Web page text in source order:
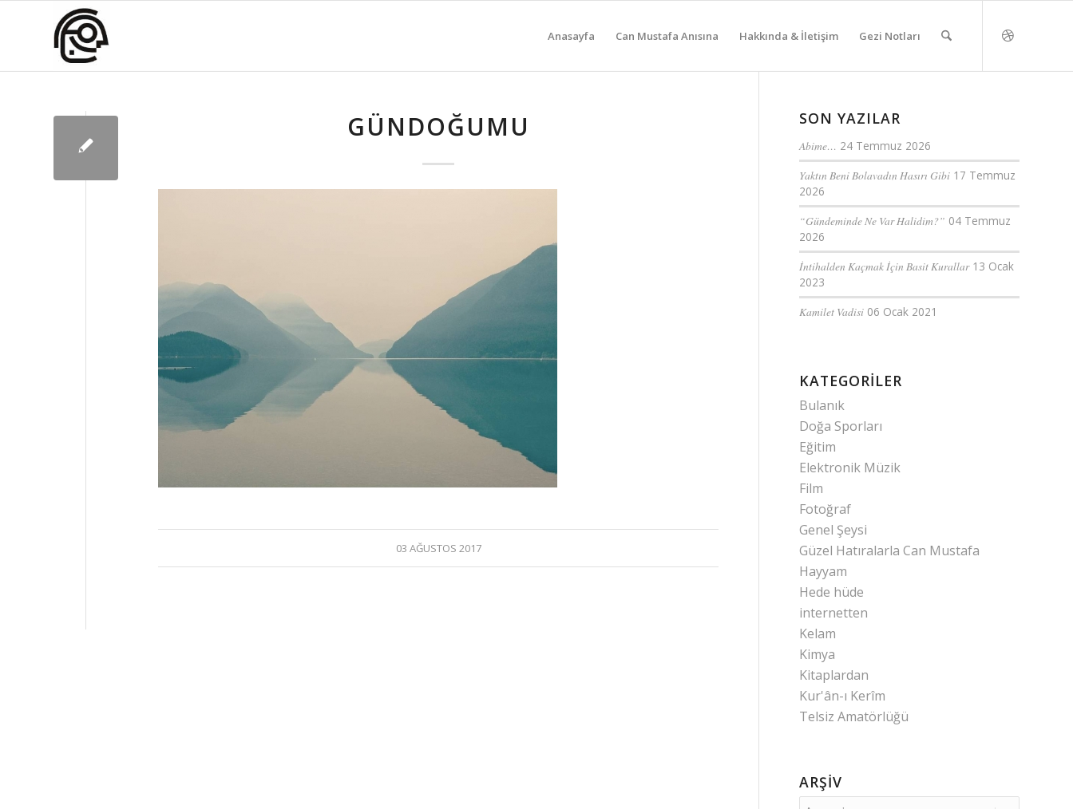
Anasayfa Can Mustafa Anısına Hakkında & İletişim Gezi Notları
GÜNDOĞUMU
03 AĞUSTOS 2017
SON YAZILAR
Abime… 24 Temmuz 2026
Yaktın Beni Bolavadın Hasırı Gibi 17 Temmuz
2026
“Gündeminde Ne Var Halidim?” 04 Temmuz
2026
İntihalden Kaçmak İçin Basit Kurallar 13 Ocak
2023
Kamilet Vadisi 06 Ocak 2021
KATEGORILER
Bulanık
Doğa Sporları
Eğitim
Elektronik Müzik
Film
Fotoğraf
Genel Şeysi
Güzel Hatıralarla Can Mustafa
Hayyam
Hede hüde
internetten
Kelam
Kimya
Kitaplardan
Kur'ân-ı Kerîm
Telsiz Amatörlüğü
ARŞIV